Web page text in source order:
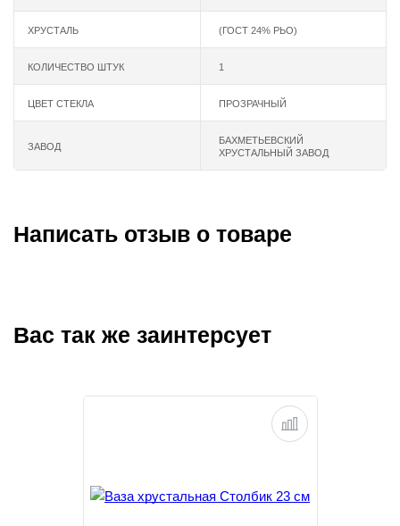
ХРУСТАЛЬ (ГОСТ 24% РЬО)
КОЛИЧЕСТВО ШТУК 1
ЦВЕТ СТЕКЛА ПРОЗРАЧНЫЙ
ЗАВОД
БАХМЕТЬЕВСКИЙ
ХРУСТАЛЬНЫЙ ЗАВОД
Написать отзыв о товаре
Вас так же заинтерсует